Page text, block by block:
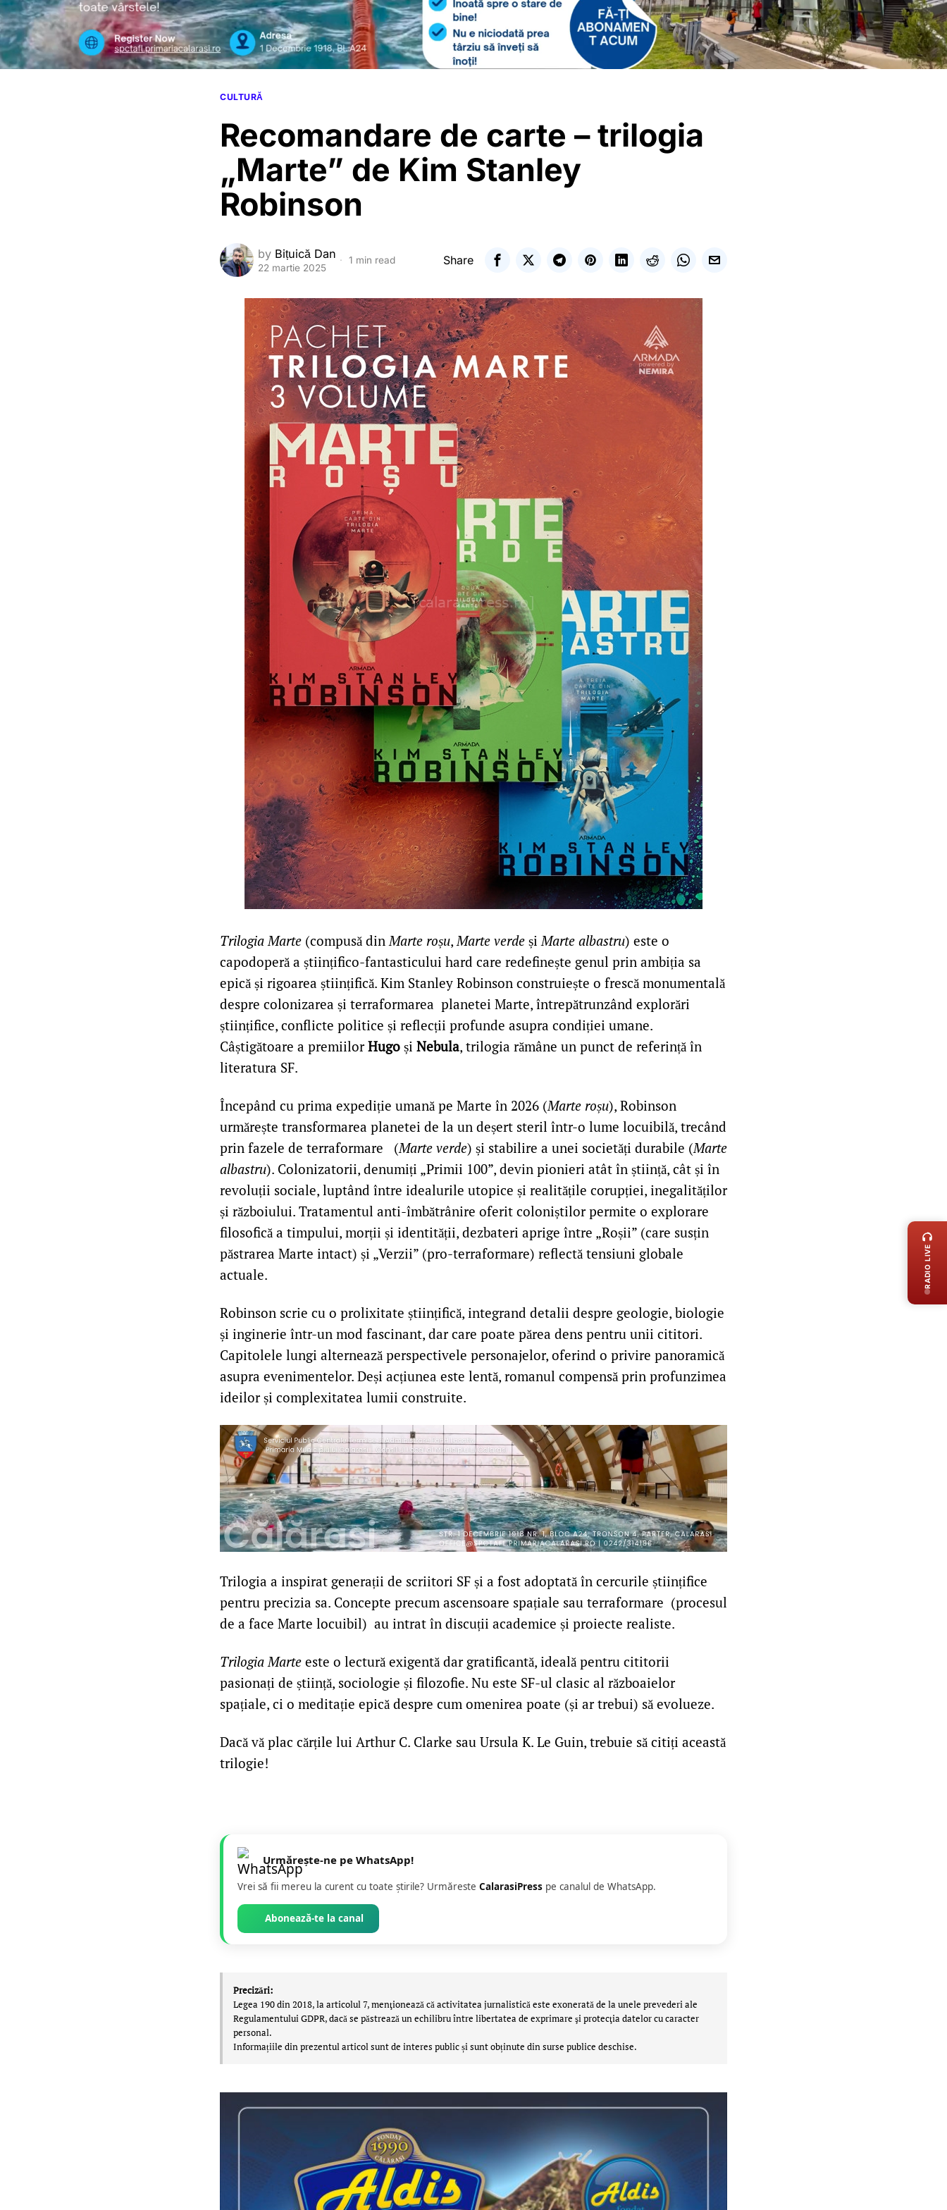
CULTURĂ
Recomandare de carte – trilogia
„Marte” de Kim Stanley
Robinson
by Bițuică Dan
22 martie 2025
1 min read Share
Trilogia Marte (compusă dinMarte roșu,Marte verde șiMarte albastru) este o
capodoperă a științifico-fantasticului hard care redefinește genul prin ambiția sa
epică și rigoarea științifică. Kim Stanley Robinson construiește o frescă monumentală
despre colonizarea și terraformarea planetei Marte, întrepătrunzând explorări
științifice, conflicte politice și reflecții profunde asupra condiției umane.
Câștigătoare a premiilorHugo și Nebula, trilogia rămâne un punct de referință în
literatura SF.
Începând cu prima expediție umană pe Marte în 2026 (Marte roșu), Robinson
urmărește transformarea planetei de la un deșert steril într-o lume locuibilă, trecând
prin fazele de terraformare (Marte verde) și stabilire a unei societăți durabile (Marte
albastru). Colonizatorii, denumiți „Primii 100”, devin pionieri atât în știință, cât și în
revoluții sociale, luptând între idealurile utopice și realitățile corupției, inegalităților
și războiului. Tratamentul anti-îmbătrânire oferit coloniștilor permite o explorare
filosofică a timpului, morții și identității, dezbateri aprige între „Roșii” (care susțin
păstrarea Marte intact) și „Verzii” (pro-terraformare) reflectă tensiuni globale
actuale.
Robinson scrie cu o prolixitate științifică, integrand detalii despre geologie, biologie
și inginerie într-un mod fascinant, dar care poate părea dens pentru unii cititori.
Capitolele lungi alternează perspectivele personajelor, oferind o privire panoramică
asupra evenimentelor. Deși acțiunea este lentă, romanul compensă prin profunzimea
ideilor și complexitatea lumii construite.
Trilogia a inspirat generații de scriitori SF și a fost adoptată în cercurile științifice
pentru precizia sa. Concepte precum ascensoare spațiale sau terraformare (procesul
de a face Marte locuibil) au intrat în discuții academice și proiecte realiste.
Trilogia Marte este o lectură exigentă dar gratificantă, ideală pentru cititorii
pasionați de știință, sociologie și filozofie. Nu este SF-ul clasic al războaielor
spațiale, ci o meditație epică despre cum omenirea poate (și ar trebui) să evolueze.
Dacă vă plac cărțile lui Arthur C. Clarke sau Ursula K. Le Guin, trebuie să citiți această
trilogie!
Urmărește-ne pe WhatsApp!
Vrei să fii mereu la curent cu toate știrile? Urmăreste CalarasiPress pe canalul de WhatsApp.
Abonează-te la canal
Precizări:
Legea 190 din 2018, la articolul 7, menţionează că activitatea jurnalistică este exonerată de la unele prevederi ale
Regulamentului GDPR, dacă se păstrează un echilibru între libertatea de exprimare şi protecţia datelor cu caracter
personal.
Informațiile din prezentul articol sunt de interes public și sunt obținute din surse publice deschise.
RADIO LIVE